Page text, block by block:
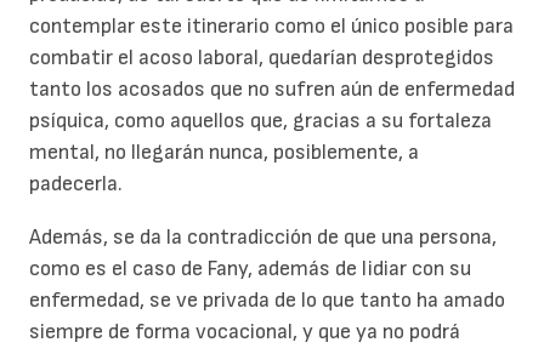
contemplar este itinerario como el único posible para
combatir el acoso laboral, quedarían desprotegidos
tanto los acosados que no sufren aún de enfermedad
psíquica, como aquellos que, gracias a su fortaleza
mental, no llegarán nunca, posiblemente, a
padecerla.
Además, se da la contradicción de que una persona,
como es el caso de Fany, además de lidiar con su
enfermedad, se ve privada de lo que tanto ha amado
siempre de forma vocacional, y que ya no podrá